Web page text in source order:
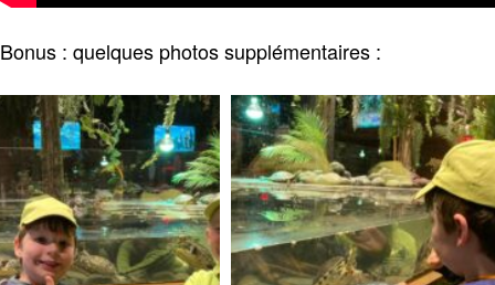
Bonus : quelques photos supplémentaires :